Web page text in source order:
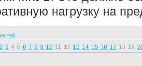
нагрузку на
2 3 4 5 6 7 8 9 10 11 12 13 14 15 16 17 18 19